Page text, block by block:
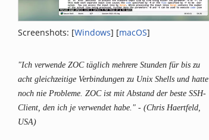
Screenshots: [Windows] [macOS]
"Ich verwende ZOC täglich mehrere Stunden für bis zu
acht gleichzeitige Verbindungen zu Unix Shells und hatte
noch nie Probleme. ZOC ist mit Abstand der beste SSH-
Client, den ich je verwendet habe." - (Chris Haertfeld,
USA)